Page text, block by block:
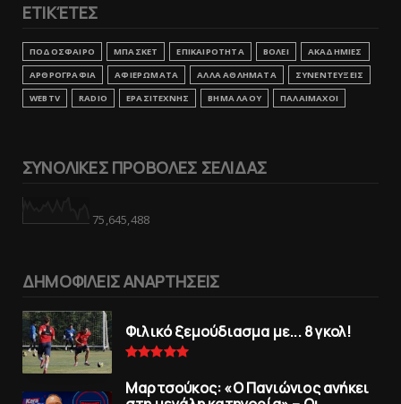
ΕΤΙΚΈΤΕΣ
ΠΟΔΟΣΦΑΙΡΟ ΜΠΑΣΚΕΤ ΕΠΙΚΑΙΡΟΤΗΤΑ ΒΟΛΕΙ
ΑΚΑΔΗΜΙΕΣ
ΑΡΘΡΟΓΡΑΦΙΑ
ΑΦΙΕΡΩΜΑΤΑ ΑΛΛΑ ΑΘΛΗΜΑΤΑ
ΣΥΝΕΝΤΕΥΞΕΙΣ
WEBTV
RADIO ΕΡΑΣΙΤΕΧΝΗΣ ΒΗΜΑ ΛΑΟΥ ΠΑΛΑΙΜΑΧΟΙ
ΣΥΝΟΛΙΚΕΣ ΠΡΟΒΟΛΕΣ ΣΕΛΙΔΑΣ
75,645,488
ΔΗΜΟΦΙΛΕΙΣ ΑΝΑΡΤΗΣΕΙΣ
Φιλικό ξεμούδιασμα με... 8 γκολ!
Μαρτσούκος: «Ο Πανιώνιος ανήκει